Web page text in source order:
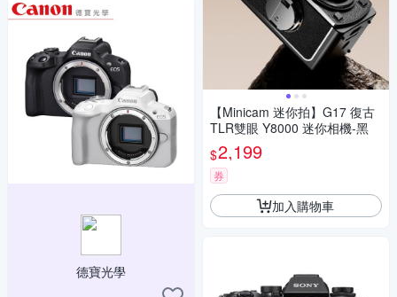
德寶光學
【Minicam 迷你拍】G17 復古
TLR雙眼 Y8000 迷你相機-黑
$2,199
券
加入購物車